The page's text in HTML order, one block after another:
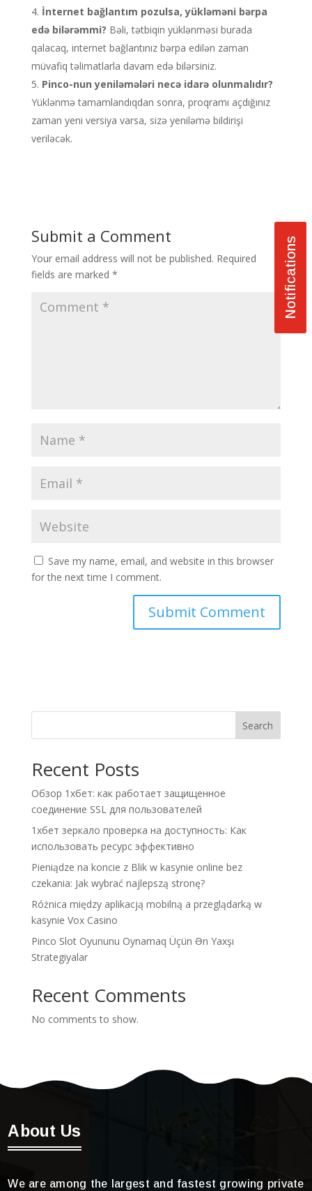
İnternet bağlantım pozulsa, yükləməni bərpa
edə bilərəmmi? Bəli, tətbiqin yüklənməsi burada
qalacaq, internet bağlantınız bərpa edilən zaman
müvafiq təlimatlarla davam edə bilərsiniz.
Pinco-nun yeniləmələri necə idarə olunmalıdır?
Yüklənmə tamamlandıqdan sonra, proqramı açdığınız
zaman yeni versiya varsa, sizə yeniləmə bildirişi
veriləcək.
Submit a Comment
Your email address will not be published. Required
fields are marked *
Save my name, email, and website in this browser
for the next time I comment.
e
:
Search
Recent Posts
Обзор 1хбет: как работает защищенное
соединение SSL для пользователей
1хбет зеркало проверка на доступность: Как
использовать ресурс эффективно
Pieniądze na koncie z Blik w kasynie online bez
czekania: Jak wybrać najlepszą stronę?
Różnica między aplikacją mobilną a przeglądarką w
kasynie Vox Casino
Pinco Slot Oyununu Oynamaq Üçün Ən Yaxşı
Strategiyalar
Recent Comments
No comments to show.
About Us
We are among the largest and fastest growing private
Notifications